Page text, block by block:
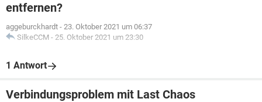
entfernen?
aggeburckhardt - 23. Oktober 2021 um 06:37
SilkeCCM - 25. Oktober 2021 um 23:30
1 Antwort
Verbindungsproblem mit Last Chaos